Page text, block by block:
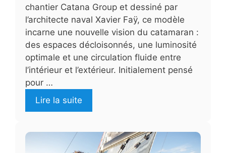
chantier Catana Group et dessiné par
l’architecte naval Xavier Faÿ, ce modèle
incarne une nouvelle vision du catamaran :
des espaces décloisonnés, une luminosité
optimale et une circulation fluide entre
l’intérieur et l’extérieur. Initialement pensé
pour …
Lire la suite